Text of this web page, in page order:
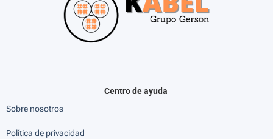
Centro de ayuda
Sobre nosotros
Política de privacidad